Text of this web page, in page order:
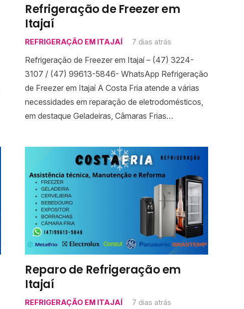
Refrigeração de Freezer em
Itajaí
REFRIGERAÇÃO EM ITAJAÍ 7 dias atrás
Refrigeração de Freezer em Itajaí – (47) 3224-
3107 / (47) 99613-5846- WhatsApp Refrigeração
de Freezer em Itajaí A Costa Fria atende a várias
necessidades em reparação de eletrodomésticos,
em destaque Geladeiras, Câmaras Frias…
Reparo de Refrigeração em
Itajaí
REFRIGERAÇÃO EM ITAJAÍ 7 dias atrás